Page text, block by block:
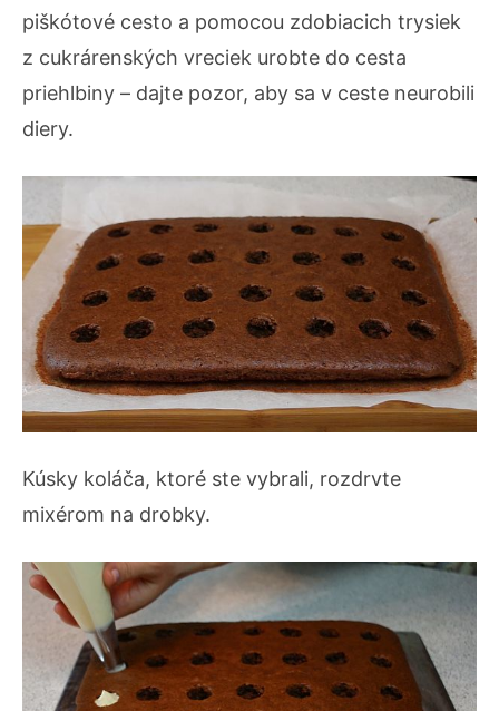
piškótové cesto a pomocou zdobiacich trysiek
z cukrárenských vreciek urobte do cesta
priehlbiny – dajte pozor, aby sa v ceste neurobili
diery.
Kúsky koláča, ktoré ste vybrali, rozdrvte
mixérom na drobky.